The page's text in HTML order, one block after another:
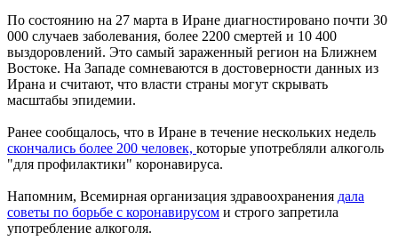
По состоянию на 27 марта в Иране диагностировано почти 30
000 случаев заболевания, более 2200 смертей и 10 400
выздоровлений. Это самый зараженный регион на Ближнем
Востоке. На Западе сомневаются в достоверности данных из
Ирана и считают, что власти страны могут скрывать
масштабы эпидемии.
Ранее сообщалось, что в Иране в течение нескольких недель
скончались более 200 человек, которые употребляли алкоголь
"для профилактики" коронавируса.
Напомним, Всемирная организация здравоохранения дала
советы по борьбе с коронавирусом и строго запретила
употребление алкоголя.